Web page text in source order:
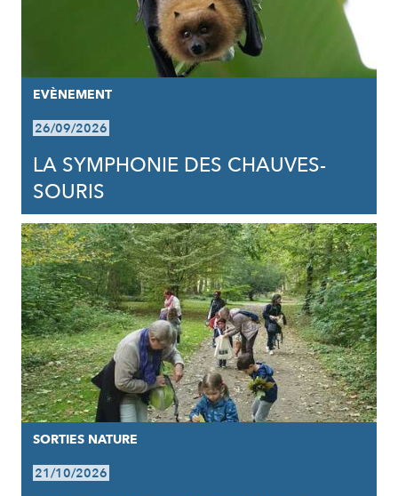
EVÈNEMENT
26/09/2026
LA SYMPHONIE DES CHAUVES-
SOURIS
SORTIES NATURE
21/10/2026